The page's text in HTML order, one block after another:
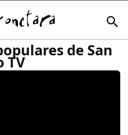
de San
TV